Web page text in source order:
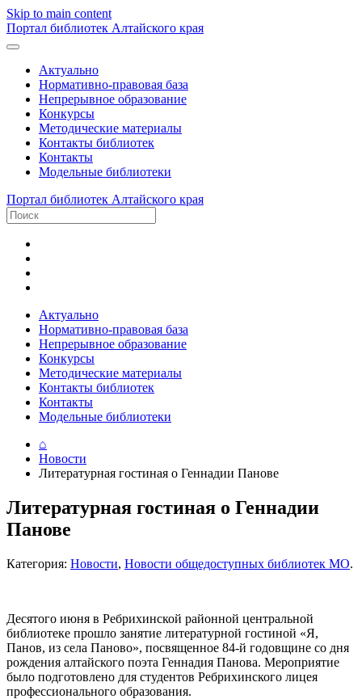
Skip to main content
Портал библиотек Алтайского края
Актуально
Нормативно-правовая база
Непрерывное образование
Конкурсы
Методические материалы
Контакты библиотек
Контакты
Модельные библиотеки
Портал библиотек Алтайского края
Актуально
Нормативно-правовая база
Непрерывное образование
Конкурсы
Методические материалы
Контакты библиотек
Контакты
Модельные библиотеки
⌂
Новости
Литературная гостиная о Геннадии Панове
Литературная гостиная о Геннадии
Панове
Категория: Новости, Новости общедоступных библиотек МО.
Десятого июня в Ребрихинской районной центральной
библиотеке прошло занятие литературной гостиной «Я,
Панов, из села Паново», посвященное 84-й годовщине со дня
рождения алтайского поэта Геннадия Панова. Мероприятие
было подготовлено для студентов Ребрихинского лицея
профессионального образования.